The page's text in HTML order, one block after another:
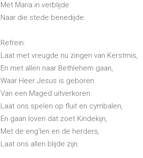
Met Maria in verblijde
Naar die stede benedijde:
Refrein:
Laat met vreugde nu zingen van Kerstmis,
En met allen naar Bethlehem gaan,
Waar Heer Jesus is geboren
Van een Maged uitverkoren.
Laat ons spelen op fluit en cymbalen,
En gaan loven dat zoet Kindekijn,
Met de eng'len en de herders,
Laat ons allen blijde zijn.